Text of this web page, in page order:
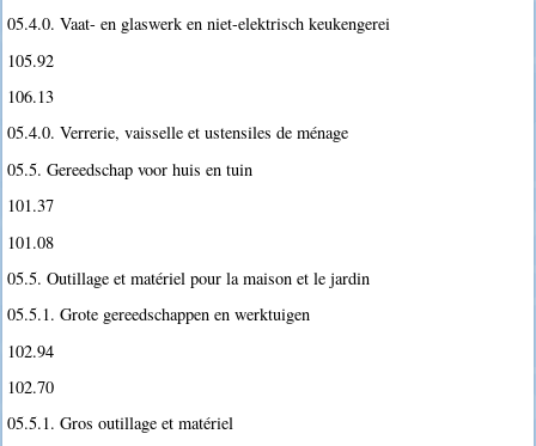
05.4.0. Vaat- en glaswerk en niet-elektrisch keukengerei
105.92
106.13
05.4.0. Verrerie, vaisselle et ustensiles de ménage
05.5. Gereedschap voor huis en tuin
101.37
101.08
05.5. Outillage et matériel pour la maison et le jardin
05.5.1. Grote gereedschappen en werktuigen
102.94
102.70
05.5.1. Gros outillage et matériel